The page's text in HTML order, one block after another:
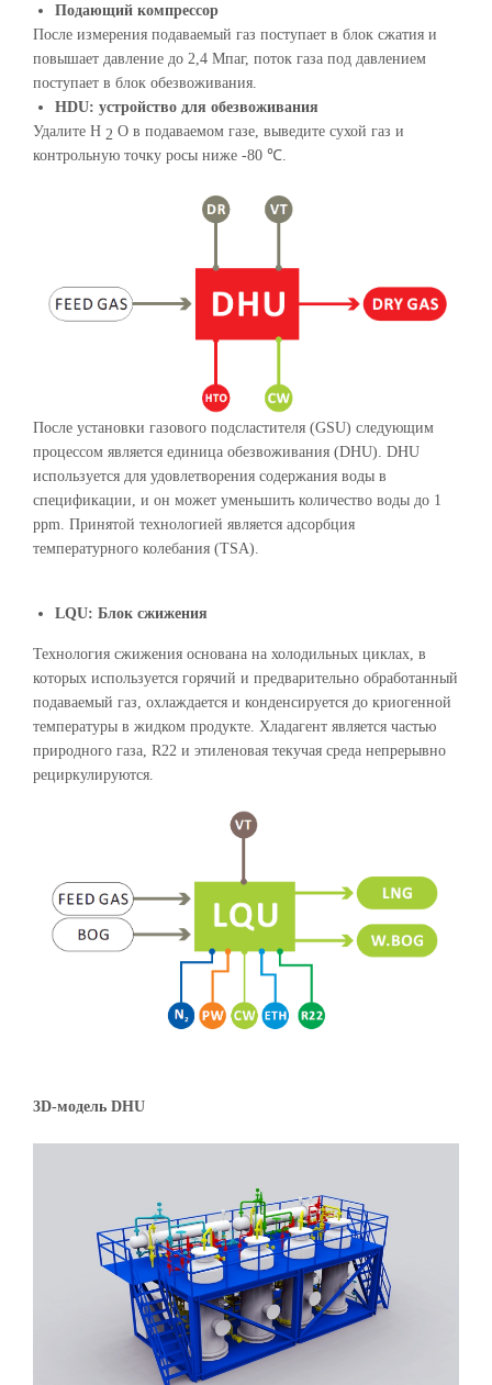
Подающий компрессор
После измерения подаваемый газ поступает в блок сжатия и
повышает давление до 2,4 Мпаг, поток газа под давлением
поступает в блок обезвоживания.
HDU: устройство для обезвоживания
Удалите H 2 O в подаваемом газе, выведите сухой газ и
контрольную точку росы ниже -80 ℃.
После установки газового подсластителя (GSU) следующим
процессом является единица обезвоживания (DHU). DHU
используется для удовлетворения содержания воды в
спецификации, и он может уменьшить количество воды до 1
ppm. Принятой технологией является адсорбция
температурного колебания (TSA).
LQU: Блок сжижения
Технология сжижения основана на холодильных циклах, в
которых используется горячий и предварительно обработанный
подаваемый газ, охлаждается и конденсируется до криогенной
температуры в жидком продукте. Хладагент является частью
природного газа, R22 и этиленовая текучая среда непрерывно
рециркулируются.
3D-модель DHU